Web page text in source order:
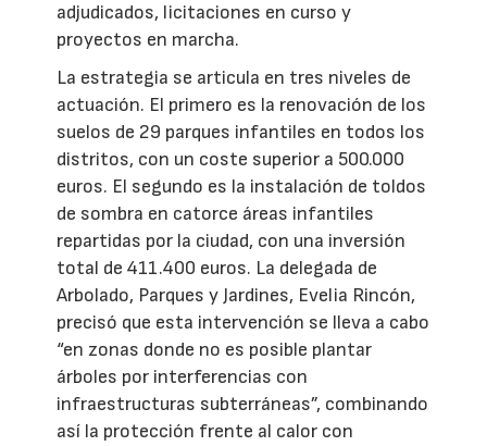
adjudicados, licitaciones en curso y
proyectos en marcha.
La estrategia se articula en tres niveles de
actuación. El primero es la renovación de los
suelos de 29 parques infantiles en todos los
distritos, con un coste superior a 500.000
euros. El segundo es la instalación de toldos
de sombra en catorce áreas infantiles
repartidas por la ciudad, con una inversión
total de 411.400 euros. La delegada de
Arbolado, Parques y Jardines, Evelia Rincón,
precisó que esta intervención se lleva a cabo
“en zonas donde no es posible plantar
árboles por interferencias con
infraestructuras subterráneas”, combinando
así la protección frente al calor con